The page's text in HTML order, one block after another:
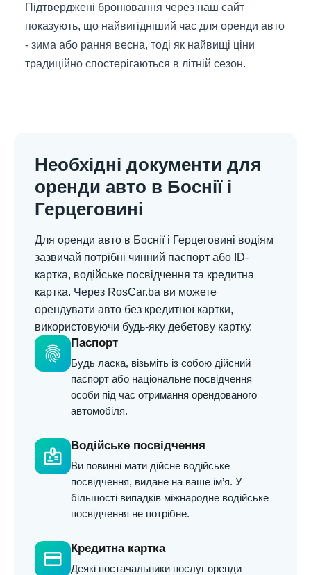
Підтверджені бронювання через наш сайт
показують, що найвигідніший час для оренди авто
- зима або рання весна, тоді як найвищі ціни
традиційно спостерігаються в літній сезон.
Необхідні документи для
оренди авто в Боснії і
Герцеговині
Для оренди авто в Боснії і Герцеговині водіям
зазвичай потрібні чинний паспорт або ID-
картка, водійське посвідчення та кредитна
картка. Через RosCar.ba ви можете
орендувати авто без кредитної картки,
використовуючи будь-яку дебетову картку.
fingerprint
Паспорт
Будь ласка, візьміть із собою дійсний
паспорт або національне посвідчення
особи під час отримання орендованого
автомобіля.
badge
Водійське посвідчення
Ви повинні мати дійсне водійське
посвідчення, видане на ваше ім’я. У
більшості випадків міжнародне водійське
посвідчення не потрібне.
credit_card
Кредитна картка
Деякі постачальники послуг оренди